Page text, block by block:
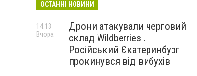
ОСТАННІ НОВИНИ
Дрони атакували черговий
склад Wildberries .
Російський Єкатеринбург
прокинувся від вибухів
14:13
Вчора